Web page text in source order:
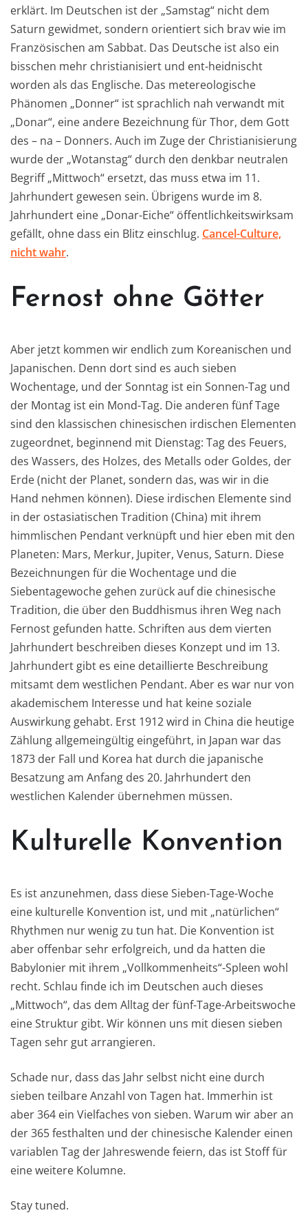
erklärt. Im Deutschen ist der „Samstag“ nicht dem
Saturn gewidmet, sondern orientiert sich brav wie im
Französischen am Sabbat. Das Deutsche ist also ein
bisschen mehr christianisiert und ent-heidnischt
worden als das Englische. Das metereologische
Phänomen „Donner“ ist sprachlich nah verwandt mit
„Donar“, eine andere Bezeichnung für Thor, dem Gott
des – na – Donners. Auch im Zuge der Christianisierung
wurde der „Wotanstag“ durch den denkbar neutralen
Begriff „Mittwoch“ ersetzt, das muss etwa im 11.
Jahrhundert gewesen sein. Übrigens wurde im 8.
Jahrhundert eine „Donar-Eiche“ öffentlichkeitswirksam
gefällt, ohne dass ein Blitz einschlug. Cancel-Culture,
nicht wahr.
Fernost ohne Götter
Aber jetzt kommen wir endlich zum Koreanischen und
Japanischen. Denn dort sind es auch sieben
Wochentage, und der Sonntag ist ein Sonnen-Tag und
der Montag ist ein Mond-Tag. Die anderen fünf Tage
sind den klassischen chinesischen irdischen Elementen
zugeordnet, beginnend mit Dienstag: Tag des Feuers,
des Wassers, des Holzes, des Metalls oder Goldes, der
Erde (nicht der Planet, sondern das, was wir in die
Hand nehmen können). Diese irdischen Elemente sind
in der ostasiatischen Tradition (China) mit ihrem
himmlischen Pendant verknüpft und hier eben mit den
Planeten: Mars, Merkur, Jupiter, Venus, Saturn. Diese
Bezeichnungen für die Wochentage und die
Siebentagewoche gehen zurück auf die chinesische
Tradition, die über den Buddhismus ihren Weg nach
Fernost gefunden hatte. Schriften aus dem vierten
Jahrhundert beschreiben dieses Konzept und im 13.
Jahrhundert gibt es eine detaillierte Beschreibung
mitsamt dem westlichen Pendant. Aber es war nur von
akademischem Interesse und hat keine soziale
Auswirkung gehabt. Erst 1912 wird in China die heutige
Zählung allgemeingültig eingeführt, in Japan war das
1873 der Fall und Korea hat durch die japanische
Besatzung am Anfang des 20. Jahrhundert den
westlichen Kalender übernehmen müssen.
Kulturelle Konvention
Es ist anzunehmen, dass diese Sieben-Tage-Woche
eine kulturelle Konvention ist, und mit „natürlichen“
Rhythmen nur wenig zu tun hat. Die Konvention ist
aber offenbar sehr erfolgreich, und da hatten die
Babylonier mit ihrem „Vollkommenheits“-Spleen wohl
recht. Schlau finde ich im Deutschen auch dieses
„Mittwoch“, das dem Alltag der fünf-Tage-Arbeitswoche
eine Struktur gibt. Wir können uns mit diesen sieben
Tagen sehr gut arrangieren.
Schade nur, dass das Jahr selbst nicht eine durch
sieben teilbare Anzahl von Tagen hat. Immerhin ist
aber 364 ein Vielfaches von sieben. Warum wir aber an
der 365 festhalten und der chinesische Kalender einen
variablen Tag der Jahreswende feiern, das ist Stoff für
eine weitere Kolumne.
Stay tuned.